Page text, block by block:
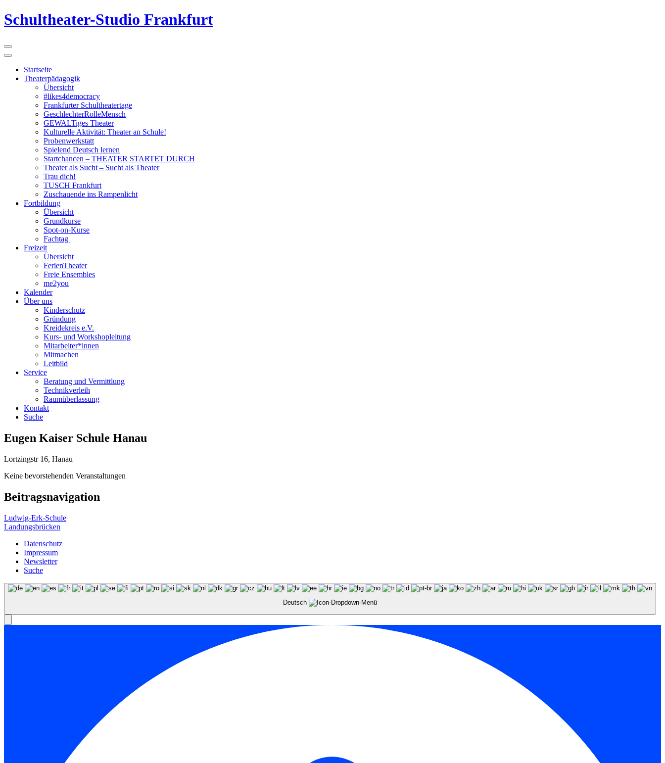
Schultheater-Studio Frankfurt
Startseite
Theaterpädagogik
Übersicht
#likes4democracy
Frankfurter Schultheatertage
GeschlechterRolleMensch
GEWALTiges Theater
Kulturelle Aktivität: Theater an Schule!
Probenwerkstatt
Spielend Deutsch lernen
Startchancen – THEATER STARTET DURCH
Theater als Sucht – Sucht als Theater
Trau dich!
TUSCH Frankfurt
Zuschauende ins Rampenlicht
Fortbildung
Übersicht
Grundkurse
Spot-on-Kurse
Fachtag
Freizeit
Übersicht
FerienTheater
Freie Ensembles
me2you
Kalender
Über uns
Kinderschutz
Gründung
Kreidekreis e.V.
Kurs- und Workshopleitung
Mitarbeiter*innen
Mitmachen
Leitbild
Service
Beratung und Vermittlung
Technikverleih
Raumüberlassung
Kontakt
Suche
Eugen Kaiser Schule Hanau
Lortzingstr 16, Hanau
Keine bevorstehenden Veranstaltungen
Beitragsnavigation
Ludwig-Erk-Schule
Landungsbrücken
Datenschutz
Impressum
Newsletter
Suche
Deutsch